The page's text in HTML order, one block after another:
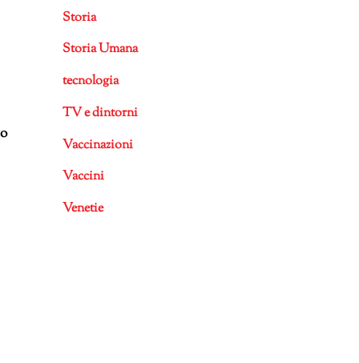
Storia
Storia Umana
tecnologia
TV e dintorni
Vaccinazioni
Vaccini
Venetie